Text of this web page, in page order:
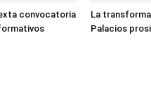
convocatoria
La
Palacios